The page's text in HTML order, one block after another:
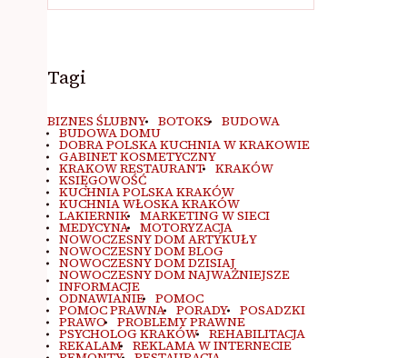
Tagi
BIZNES ŚLUBNY BOTOKS BUDOWA
BUDOWA DOMU
DOBRA POLSKA KUCHNIA W KRAKOWIE
GABINET KOSMETYCZNY
KRAKOW RESTAURANT KRAKÓW
KSIĘGOWOŚĆ
KUCHNIA POLSKA KRAKÓW
KUCHNIA WŁOSKA KRAKÓW
LAKIERNIK MARKETING W SIECI
MEDYCYNA MOTORYZACJA
NOWOCZESNY DOM ARTYKUŁY
NOWOCZESNY DOM BLOG
NOWOCZESNY DOM DZISIAJ
NOWOCZESNY DOM NAJWAŻNIEJSZE
INFORMACJE
ODNAWIANIE POMOC
POMOC PRAWNA PORADY POSADZKI
PRAWO PROBLEMY PRAWNE
PSYCHOLOG KRAKÓW REHABILITACJA
REKALAM REKLAMA W INTERNECIE